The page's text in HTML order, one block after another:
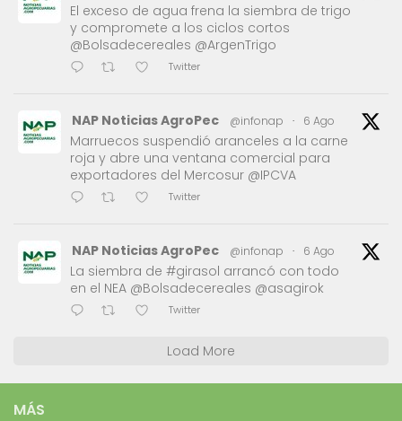
El exceso de agua frena la siembra de trigo
y compromete a los ciclos cortos
@Bolsadecereales @ArgenTrigo
Twitter
NAP Noticias AgroPec @infonap · 6 Ago
Marruecos suspendió aranceles a la carne
roja y abre una ventana comercial para
exportadores del Mercosur @IPCVA
Twitter
NAP Noticias AgroPec @infonap · 6 Ago
La siembra de #girasol arrancó con todo
en el NEA @Bolsadecereales @asagirok
Twitter
Load More
MÁS